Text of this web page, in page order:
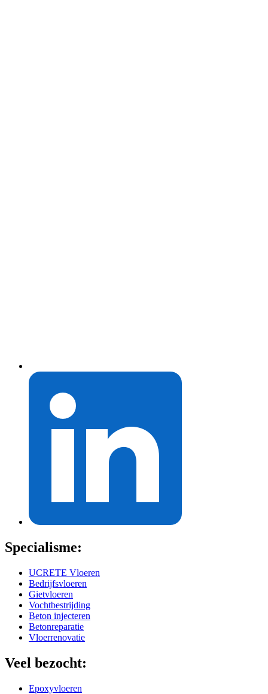
Specialisme:
UCRETE Vloeren
Bedrijfsvloeren
Gietvloeren
Vochtbestrijding
Beton injecteren
Betonreparatie
Vloerrenovatie
Veel bezocht:
Epoxyvloeren